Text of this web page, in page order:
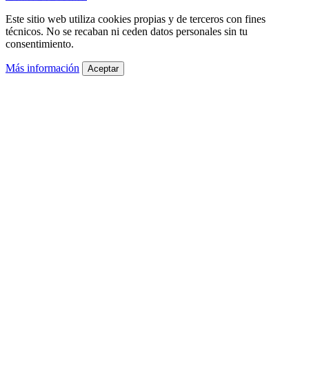
Este sitio web utiliza cookies propias y de terceros con fines
técnicos. No se recaban ni ceden datos personales sin tu
consentimiento.
Más información Aceptar